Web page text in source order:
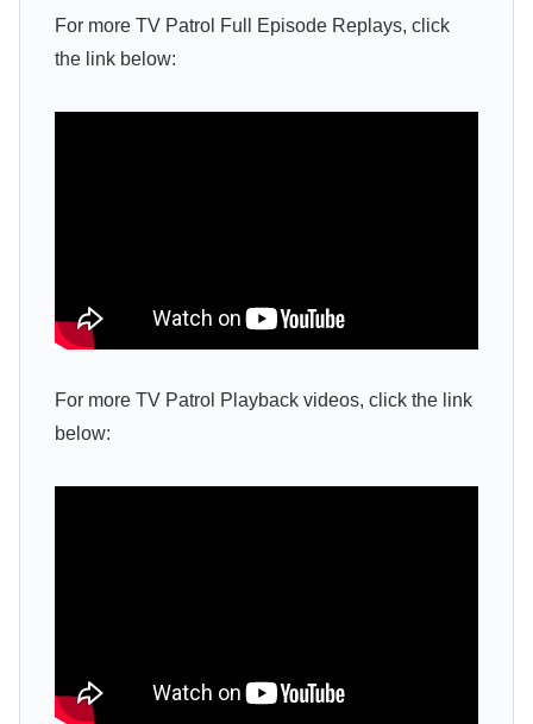
For more TV Patrol Full Episode Replays, click
the link below:
For more TV Patrol Playback videos, click the link
below: